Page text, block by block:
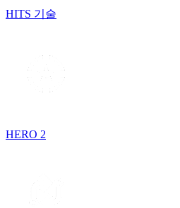
HITS 기술
HERO 2